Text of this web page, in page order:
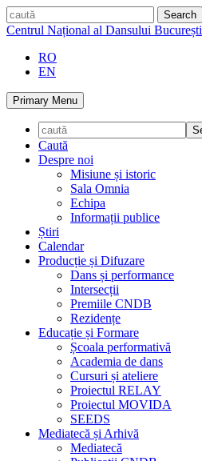
Skip
to
caută
Centrul Național al Dansului București
RO
EN
Primary Menu
Caută
Despre noi
Misiune și istoric
Sala Omnia
Echipa
Informații publice
Știri
Calendar
Producție și Difuzare
Dans și performance
Intersecții
Premiile CNDB
Rezidențe
Educație și Formare
Școala performativă
Academia de dans
Cursuri și ateliere
Proiectul RELAY
Proiectul MOVIDA
SEEDS
Mediatecă și Arhivă
Mediatecă